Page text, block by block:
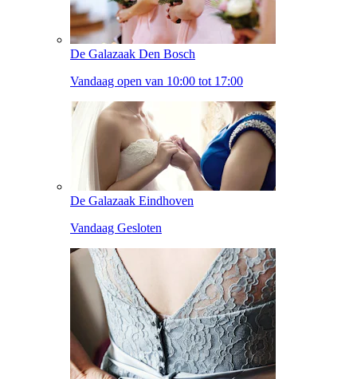
De Galazaak Den Bosch
Vandaag open van 10:00 tot 17:00
De Galazaak Eindhoven
Vandaag Gesloten